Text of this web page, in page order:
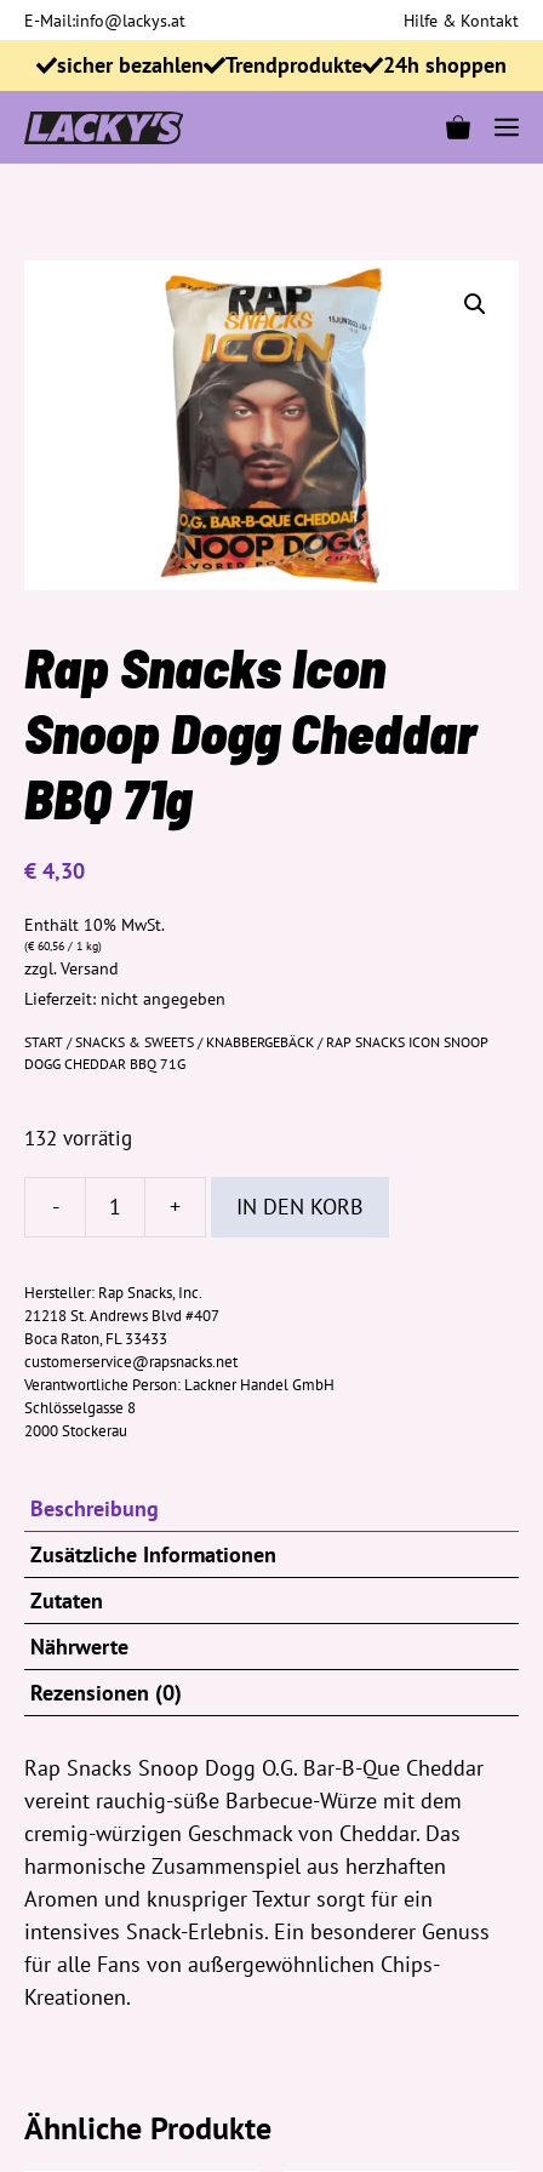
Zum
Inhalt
springen
E-Mail:info@lackys.at Hilfe & Kontakt
sicher bezahlen Trendprodukte 24h shoppen
Rap Snacks Icon
Snoop Dogg Cheddar
BBQ 71g
€ 4,30
Enthält 10% MwSt.
(€60,56 / 1 kg)
zzgl.Versand
Lieferzeit: nicht angegeben
START /SNACKS & SWEETS / KNABBERGEBÄCK / RAP SNACKS ICON SNOOP
DOGG CHEDDAR BBQ 71G
132 vorrätig
-
Rap
Snoop
Dogg
Cheddar
+ IN DEN KORB
Hersteller: Rap Snacks, Inc.
21218 St. Andrews Blvd #407
Boca Raton, FL 33433
customerservice@rapsnacks.net
Verantwortliche Person: Lackner Handel GmbH
Schlösselgasse 8
2000 Stockerau
Beschreibung
Zusätzliche Informationen
Zutaten
Nährwerte
Rezensionen (0)
Rap Snacks Snoop Dogg O.G. Bar-B-Que Cheddar
vereint rauchig-süße Barbecue-Würze mit dem
cremig-würzigen Geschmack von Cheddar. Das
harmonische Zusammenspiel aus herzhaften
Aromen und knuspriger Textur sorgt für ein
intensives Snack-Erlebnis. Ein besonderer Genuss
für alle Fans von außergewöhnlichen Chips-
Kreationen.
Ähnliche Produkte